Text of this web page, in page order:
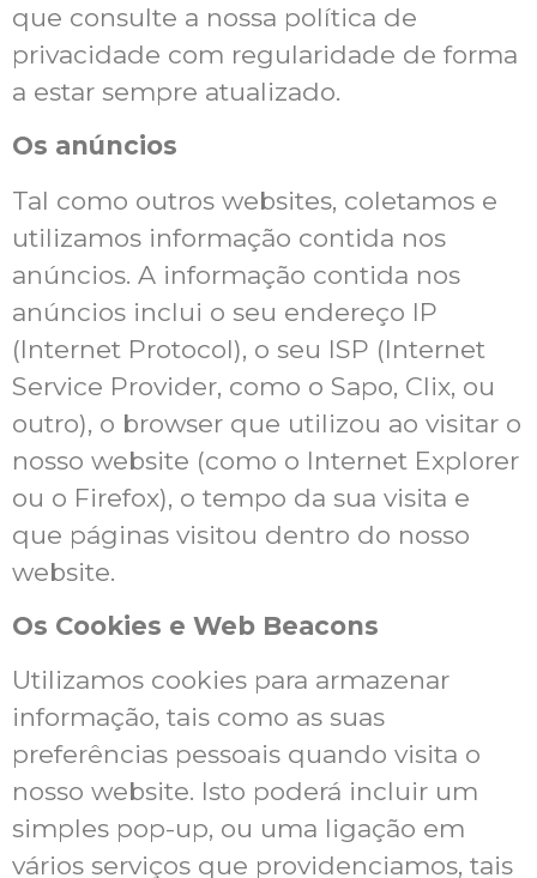
que consulte a nossa política de
privacidade com regularidade de forma
a estar sempre atualizado.
Os anúncios
Tal como outros websites, coletamos e
utilizamos informação contida nos
anúncios. A informação contida nos
anúncios inclui o seu endereço IP
(Internet Protocol), o seu ISP (Internet
Service Provider, como o Sapo, Clix, ou
outro), o browser que utilizou ao visitar o
nosso website (como o Internet Explorer
ou o Firefox), o tempo da sua visita e
que páginas visitou dentro do nosso
website.
Os Cookies e Web Beacons
Utilizamos cookies para armazenar
informação, tais como as suas
preferências pessoais quando visita o
nosso website. Isto poderá incluir um
simples pop-up, ou uma ligação em
vários serviços que providenciamos, tais